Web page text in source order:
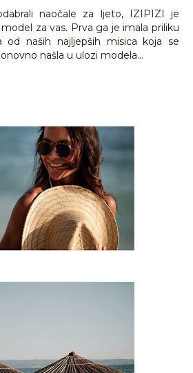
naočale za ljeto, IZIPIZI je
za vas. Prva ga je imala priliku
od naših najljepših misica koja se
našla u ulozi modela...